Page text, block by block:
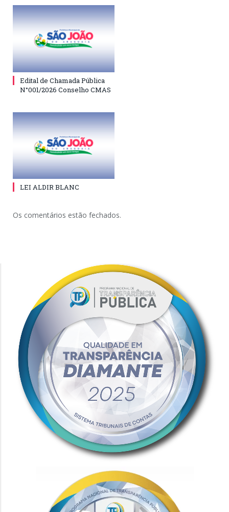
Edital de Chamada Pública
N°001/2026 Conselho CMAS
LEI ALDIR BLANC
Os comentários estão fechados.